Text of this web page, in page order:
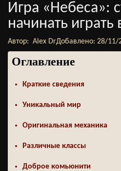
Игра «Небеса»:
начинать играть
Автор: Alex DrДобавлено: 28/11/
Оглавление
Краткие сведения
Уникальный мир
Оригинальная механика
Различные классы
Доброе комьюнити